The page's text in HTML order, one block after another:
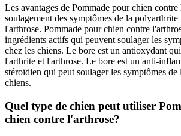
Les avantages de Pommade pour chien
soulagement des symptômes de la
l'arthrose. Pommade pour chien contre
ingrédients actifs qui peuvent soulager les
chez les chiens. Le bore est un antioxydant
l'arthrite et l'arthrose. Le bore est un anti-
stéroïdien qui peut soulager les symptômes de
chiens.
Quel type de chien peut utiliser
chien contre l'arthrose?